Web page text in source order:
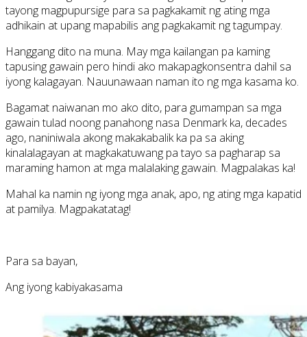
tayong magpupursige para sa pagkakamit ng ating mga
adhikain at upang mapabilis ang pagkakamit ng tagumpay.
Hanggang dito na muna. May mga kailangan pa kaming
tapusing gawain pero hindi ako makapagkonsentra dahil sa
iyong kalagayan. Nauunawaan naman ito ng mga kasama ko.
Bagamat naiwanan mo ako dito, para gumampan sa mga
gawain tulad noong panahong nasa Denmark ka, decades
ago, naniniwala akong makakabalik ka pa sa aking
kinalalagayan at magkakatuwang pa tayo sa pagharap sa
maraming hamon at mga malalaking gawain. Magpalakas ka!
Mahal ka namin ng iyong mga anak, apo, ng ating mga kapatid
at pamilya. Magpakatatag!
Para sa bayan,
Ang iyong kabiyakasama